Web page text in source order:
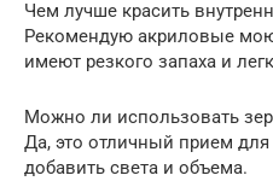
Чем лучше красить
Рекомендую акриловые
имеют резкого запаха и
Можно ли использовать
Да, это отличный прием
добавить света и объема.